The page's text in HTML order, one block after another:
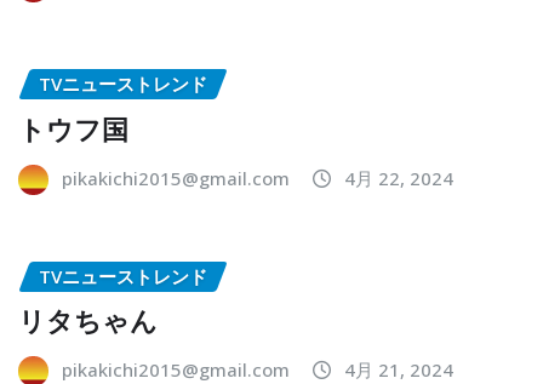
TVニューストレンド
トウフ国
pikakichi2015@gmail.com 4月 22, 2024
TVニューストレンド
リタちゃん
pikakichi2015@gmail.com 4月 21, 2024